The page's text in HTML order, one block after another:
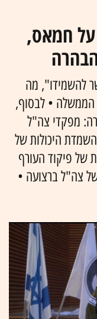
חמאס,
להשמידו", מה
הממשלה • לבסוף,
מפקדי צה"ל
היכולות של
של פיקוד העורף
צה"ל ברצועה •